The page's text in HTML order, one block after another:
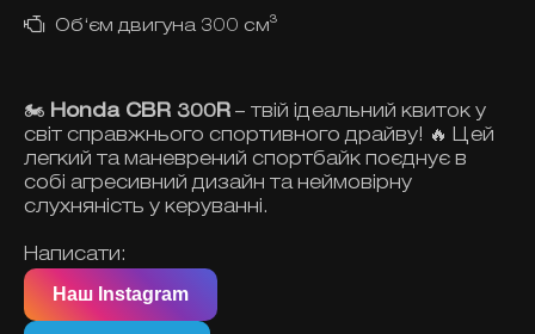
Об‘єм двигуна 300 см³
🏍️ Honda CBR 300R – твій ідеальний квиток у
світ справжнього спортивного драйву! 🔥 Цей
легкий та маневрений спортбайк поєднує в
собі агресивний дизайн та неймовірну
слухняність у керуванні.
Написати:
Наш Instagram